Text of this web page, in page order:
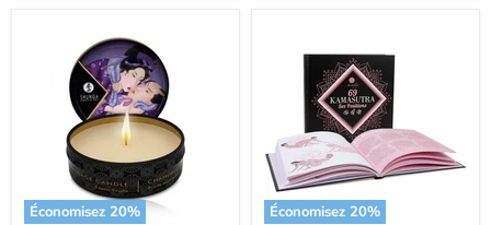
Économisez 20%
Économisez 20%